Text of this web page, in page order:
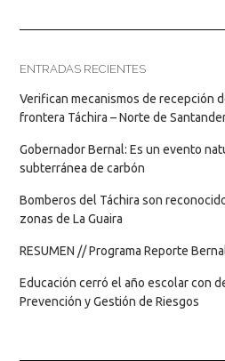
ENTRADAS RECIENTES
Verifican mecanismos de recepción
frontera Táchira – Norte de
Gobernador Bernal: Es un evento
subterránea de carbón
Bomberos del Táchira son
zonas de La Guaira
RESUMEN // Programa Reporte
Educación cerró el año escolar con
Prevención y Gestión de Riesgos